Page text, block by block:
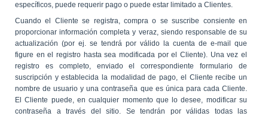
específicos, puede requerir pago o puede estar limitado a Clientes.
Cuando el Cliente se registra, compra o se suscribe consiente en
proporcionar información completa y veraz, siendo responsable de su
actualización (por ej. se tendrá por válido la cuenta de e-mail que
figure en el registro hasta sea modificada por el Cliente). Una vez el
registro es completo, enviado el correspondiente formulario de
suscripción y establecida la modalidad de pago, el Cliente recibe un
nombre de usuario y una contraseña que es única para cada Cliente.
El Cliente puede, en cualquier momento que lo desee, modificar su
contraseña a través del sitio. Se tendrán por válidas todas las